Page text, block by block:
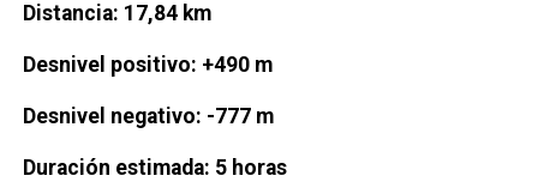
Distancia: 17,84 km
Desnivel positivo: +490 m
Desnivel negativo: -777 m
Duración estimada: 5 horas